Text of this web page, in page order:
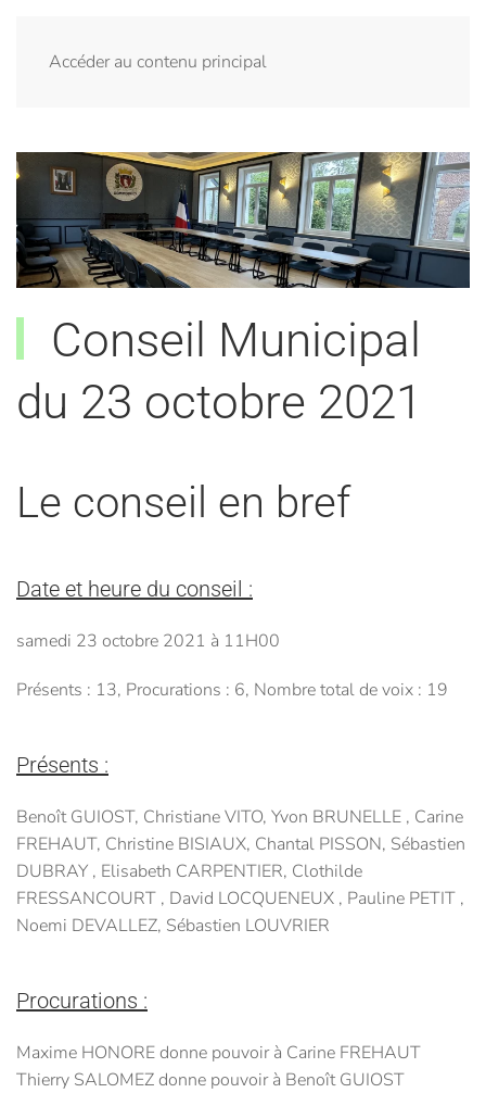
Accéder au contenu principal
Conseil Municipal
du 23 octobre 2021
Le conseil en bref
Date et heure du conseil :
samedi 23 octobre 2021 à 11H00
Présents : 13, Procurations : 6, Nombre total de voix : 19
Présents :
Benoît GUIOST, Christiane VITO, Yvon BRUNELLE , Carine
FREHAUT, Christine BISIAUX, Chantal PISSON, Sébastien
DUBRAY , Elisabeth CARPENTIER, Clothilde
FRESSANCOURT , David LOCQUENEUX , Pauline PETIT ,
Noemi DEVALLEZ, Sébastien LOUVRIER
Procurations :
Maxime HONORE donne pouvoir à Carine FREHAUT
Thierry SALOMEZ donne pouvoir à Benoît GUIOST